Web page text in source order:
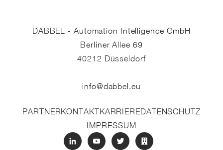
DABBEL - Automation Intelligence GmbH
Berliner Allee 69
40212 Düsseldorf
info@dabbel.eu
PARTNERKONTAKTKARRIEREDATENSCHUTZ
IMPRESSUM